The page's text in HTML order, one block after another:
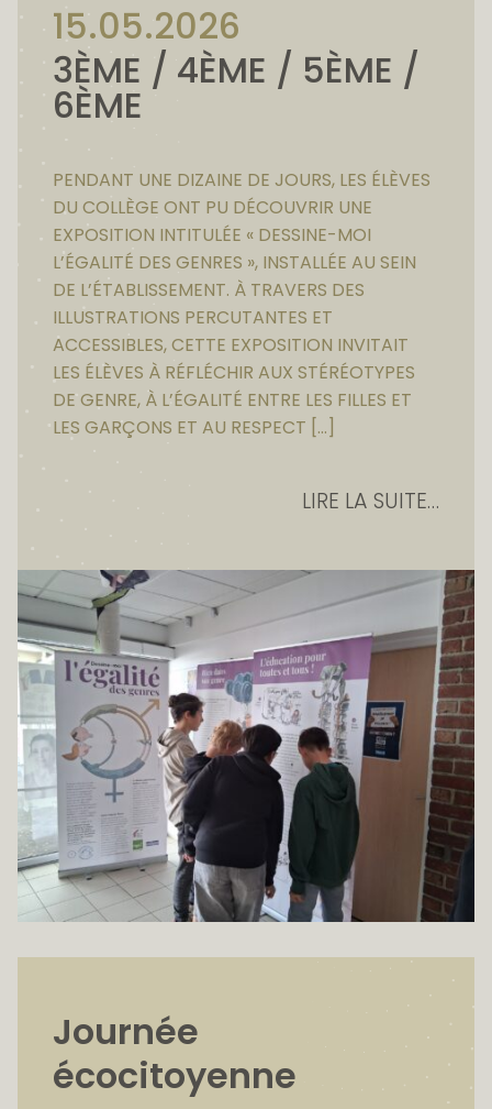
15.05.2026
3ÈME / 4ÈME / 5ÈME /
6ÈME
PENDANT UNE DIZAINE DE JOURS, LES ÉLÈVES
DU COLLÈGE ONT PU DÉCOUVRIR UNE
EXPOSITION INTITULÉE « DESSINE-MOI
L’ÉGALITÉ DES GENRES », INSTALLÉE AU SEIN
DE L’ÉTABLISSEMENT. À TRAVERS DES
ILLUSTRATIONS PERCUTANTES ET
ACCESSIBLES, CETTE EXPOSITION INVITAIT
LES ÉLÈVES À RÉFLÉCHIR AUX STÉRÉOTYPES
DE GENRE, À L’ÉGALITÉ ENTRE LES FILLES ET
LES GARÇONS ET AU RESPECT […]
LIRE LA SUITE…
Journée
écocitoyenne